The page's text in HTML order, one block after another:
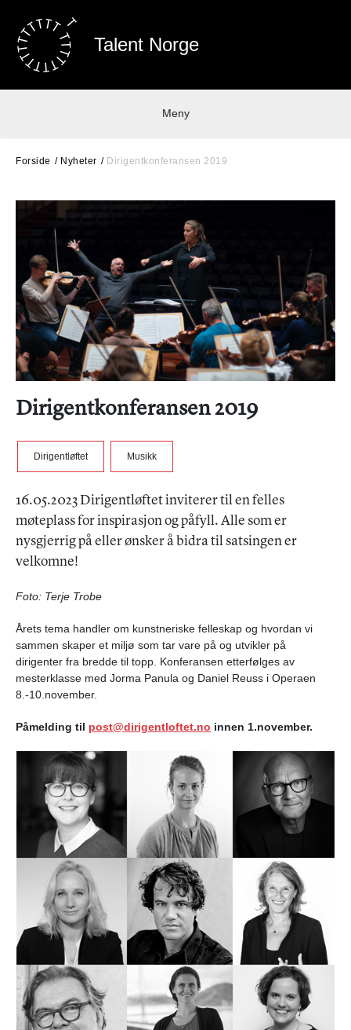
Talent Norge
Meny
Forside Nyheter Dirigentkonferansen 2019
Dirigentkonferansen 2019
Dirigentløftet Musikk
16.05.2023 Dirigentløftet inviterer til en felles
møteplass for inspirasjon og påfyll. Alle som er
nysgjerrig på eller ønsker å bidra til satsingen er
velkomne!
Foto: Terje Trobe
Årets tema handler om kunstneriske felleskap og hvordan vi
sammen skaper et miljø som tar vare på og utvikler på
dirigenter fra bredde til topp. Konferansen etterfølges av
mesterklasse med Jorma Panula og Daniel Reuss i Operaen
8.-10.november.
Påmelding til post@dirigentloftet.no innen 1.november.